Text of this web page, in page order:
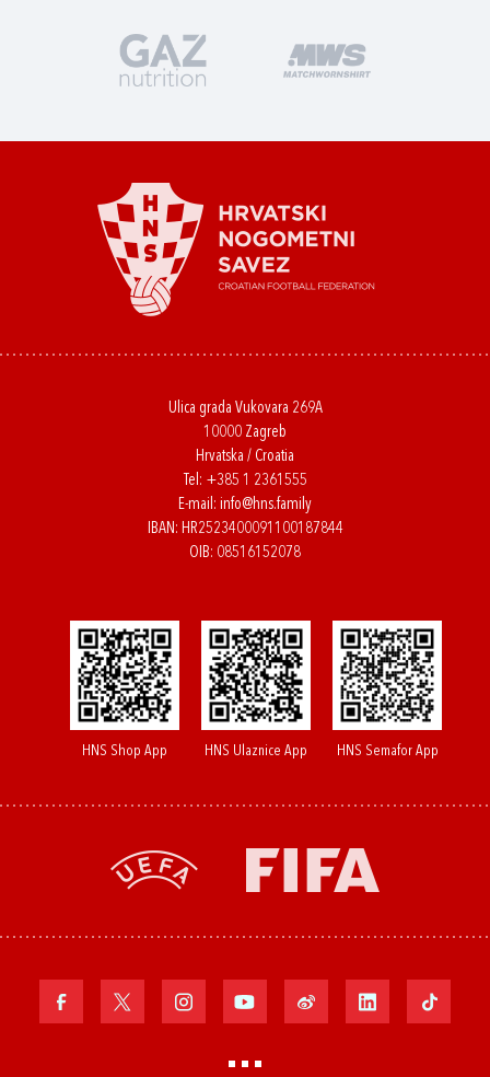
Ulica grada Vukovara 269A
10000 Zagreb
Hrvatska / Croatia
Tel: +385 1 2361555
E-mail: info@hns.family
IBAN: HR2523400091100187844
OIB: 08516152078
HNS Shop App HNS Ulaznice App HNS Semafor App